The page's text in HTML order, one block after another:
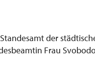
der
Frau